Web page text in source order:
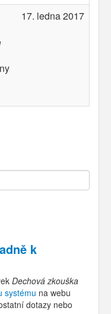
17. ledna 2017
k
Dechová zkouška
systému na webu
dotazy nebo